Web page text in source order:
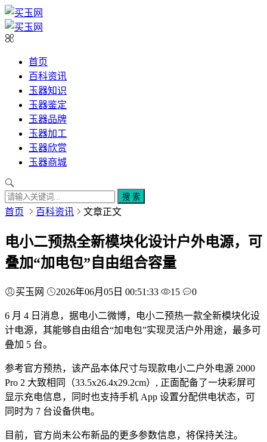
首页
百科资讯
玉器知识
玉器鉴定
玉器品牌
玉器加工
玉器欣赏
玉器商城
搜 索
首页 百科资讯 文章正文
电小二预热全新模块化设计户外电源，可
叠加“加电包”自由组合容量
买玉网 2026年06月05日 00:51:33 15 0
6 月 4 日消息，据电小二微博，电小二预热一款全新模块化设
计电源，其能够自由组合“加电包”实现灵活户外用途，最多可
叠加 5 台。
参考官方预热，该产品本体尺寸与现款电小二户外电源 2000
Pro 2 大致相同（33.5x26.4x29.2cm）, 正面配备了一块彩屏可
显示充电信息，同时也支持手机 App 设置分配供电状态，可
同时为 7 台设备供电。
目前，官方尚未公布新品的更多参数信息，将保持关注。